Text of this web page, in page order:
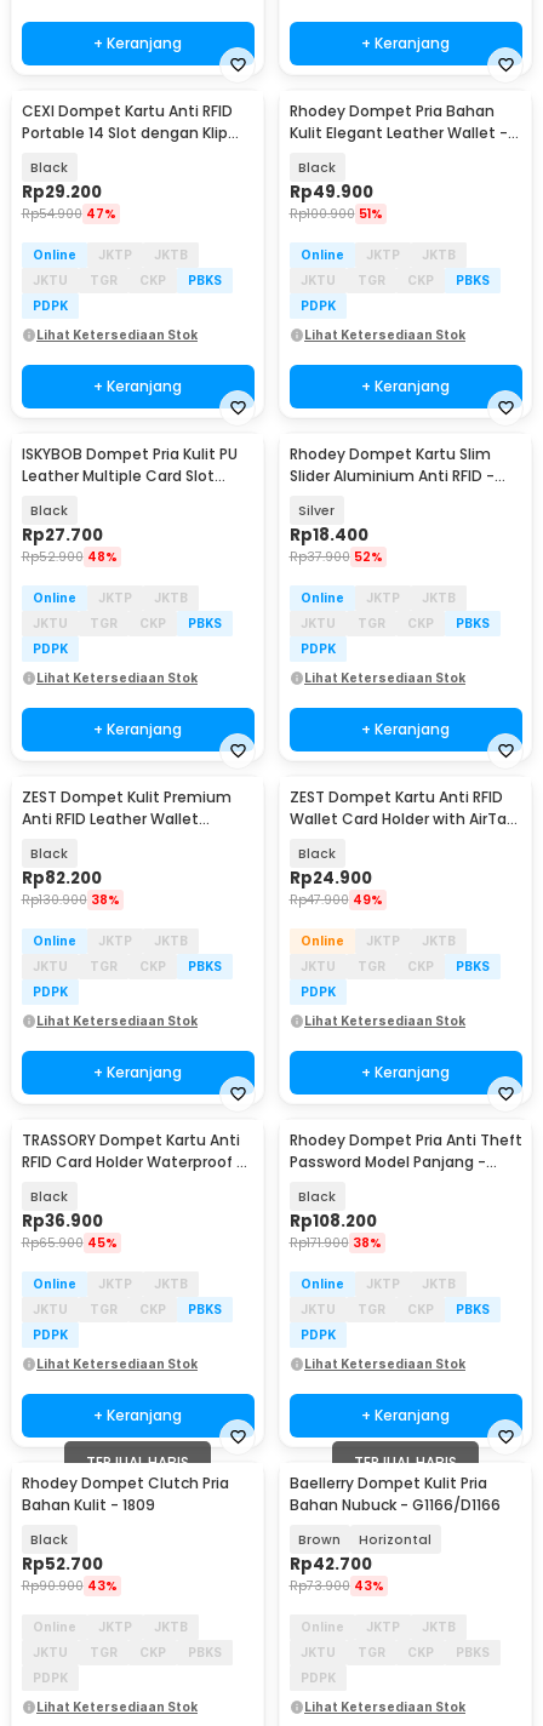
+ Keranjang + Keranjang
Baru
CEXI Dompet Kartu Anti RFID
Portable 14 Slot dengan Klip
Black
Rp29.200
Rp54.900 47%
Online JKTP
JKTB
JKTU
TGR CKP
PBKS
PDPK
Lihat Ketersediaan Stok
+ Keranjang
Rhodey Dompet Pria Bahan
Kulit Elegant Leather Wallet -
Black
Rp49.900
Rp100.900 51%
Online JKTP
JKTB
JKTU
TGR CKP
PBKS
PDPK
Lihat Ketersediaan Stok
+ Keranjang
ISKYBOB Dompet Pria Kulit PU
Leather Multiple Card Slot
Black
Rp27.700
Rp52.900 48%
Online JKTP
JKTB
JKTU
TGR CKP
PBKS
PDPK
Lihat Ketersediaan Stok
+ Keranjang
Rhodey Dompet Kartu Slim
Slider Aluminium Anti RFID -
Silver
Rp18.400
Rp37.900 52%
Online JKTP
JKTB
JKTU
TGR CKP
PBKS
PDPK
Lihat Ketersediaan Stok
+ Keranjang
ZEST Dompet Kulit Premium
Anti RFID Leather Wallet
Black
Rp82.200
Rp130.900 38%
Online JKTP
JKTB
JKTU
TGR CKP
PBKS
PDPK
Lihat Ketersediaan Stok
+ Keranjang
ZEST Dompet Kartu Anti RFID
Wallet Card Holder with AirTag
Black
Rp24.900
Rp47.900 49%
Online JKTP
JKTB
JKTU
TGR CKP
PBKS
PDPK
Lihat Ketersediaan Stok
+ Keranjang
TRASSORY Dompet Kartu Anti
RFID Card Holder Waterproof -
Black
Rp36.900
Rp65.900 45%
Online JKTP
JKTB
JKTU
TGR CKP
PBKS
PDPK
Lihat Ketersediaan Stok
+ Keranjang
Rhodey Dompet Pria Anti Theft
Password Model Panjang -
Black
Rp108.200
Rp171.900 38%
Online JKTP
JKTB
JKTU
TGR CKP
PBKS
PDPK
Lihat Ketersediaan Stok
+ Keranjang
TERJUAL HABIS
Rhodey Dompet Clutch Pria
Bahan Kulit - 1809
Black
Rp52.700
Rp90.900 43%
Online JKTP
JKTB
JKTU
TGR CKP
PBKS
PDPK
Lihat Ketersediaan Stok
TERJUAL HABIS
Baellerry Dompet Kulit Pria
Bahan Nubuck - G1166/D1166
Brown Horizontal
Rp42.700
Rp73.900 43%
Online JKTP
JKTB
JKTU
TGR CKP
PBKS
PDPK
Lihat Ketersediaan Stok